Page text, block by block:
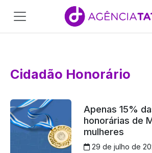
Main
Navigation
Cidadão Honorário
Apenas 15%
honorárias de
mulheres
29 de julho de